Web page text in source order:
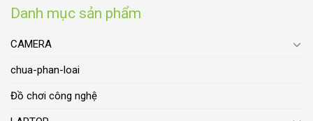
Danh mục sản phẩm
CAMERA
chua-phan-loai
Đồ chơi công nghệ